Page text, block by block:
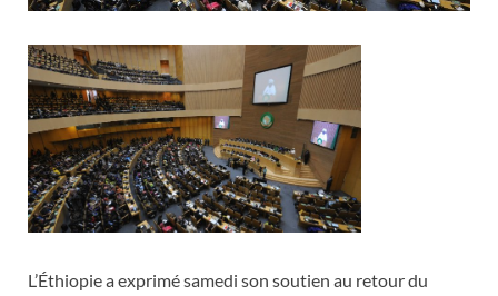
L’Éthiopie a exprimé samedi son soutien au retour du